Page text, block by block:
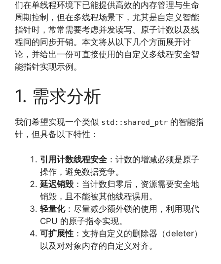
们在单线程环境下已能提供高效的内存管理与生命
周期控制，但在多线程场景下，尤其是自定义智能
指针时，常常需要考虑并发读写、原子计数以及线
程间的同步开销。本文将从以下几个方面展开讨
论，并给出一份可直接使用的自定义多线程安全智
能指针实现示例。
1. 需求分析
我们希望实现一个类似 std::shared_ptr 的智能指
针，但具备以下特性：
引用计数线程安全：计数的增减必须是原子
操作，避免数据竞争。
延迟销毁 ：当计数归零后，资源需要安全地
销毁，且不能被其他线程误用。
轻量化：尽量减少额外锁的使用，利用现代
CPU 的原子指令实现。
可扩展性 ：支持自定义的删除器（deleter）
以及对对象内存的自定义对齐。